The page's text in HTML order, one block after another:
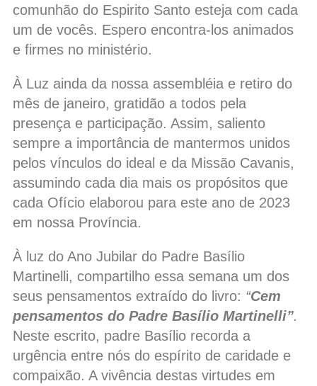
comunhão do Espirito Santo esteja com cada
um de vocês. Espero encontra-los animados
e firmes no ministério.
À Luz ainda da nossa assembléia e retiro do
mês de janeiro, gratidão a todos pela
presença e participação. Assim, saliento
sempre a importância de mantermos unidos
pelos vínculos do ideal e da Missão Cavanis,
assumindo cada dia mais os propósitos que
cada Ofício elaborou para este ano de 2023
em nossa Província.
À luz do Ano Jubilar do Padre Basílio
Martinelli, compartilho essa semana um dos
seus pensamentos extraído do livro: “Cem
pensamentos do Padre Basílio Martinelli”.
Neste escrito, padre Basílio recorda a
urgência entre nós do espírito de caridade e
compaixão. A vivência destas virtudes em